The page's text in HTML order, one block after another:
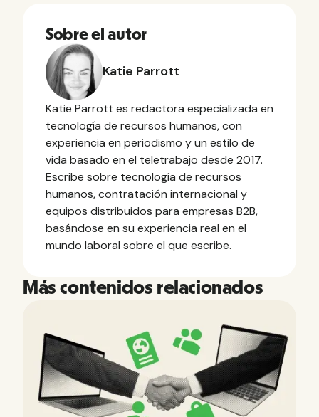
Sobre el autor
Katie Parrott
Katie Parrott es redactora especializada en
tecnología de recursos humanos, con
experiencia en periodismo y un estilo de
vida basado en el teletrabajo desde 2017.
Escribe sobre tecnología de recursos
humanos, contratación internacional y
equipos distribuidos para empresas B2B,
basándose en su experiencia real en el
mundo laboral sobre el que escribe.
Más contenidos relacionados